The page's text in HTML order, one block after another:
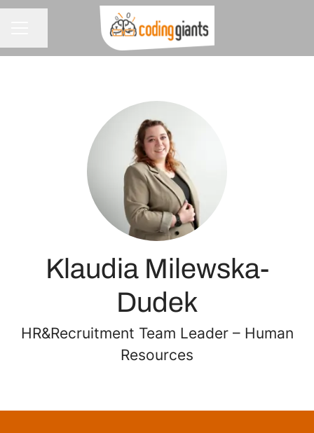
Udostępnij stronę
Klaudia Milewska-
Dudek
HR&Recruitment Team Leader – Human
Resources